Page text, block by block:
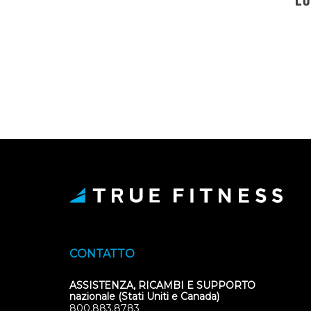
CONTATTO
ASSISTENZA, RICAMBI E SUPPORTO
nazionale (Stati Uniti e Canada)
800.883.8783